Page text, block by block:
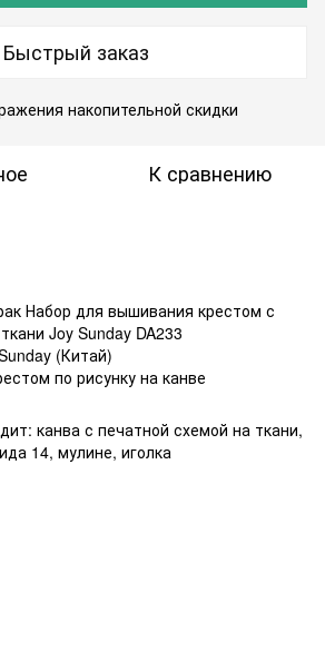
Быстрый заказ
накопительной скидки
К сравнению
Набор для вышивания крестом с
Joy Sunday DA233
(Китай)
по рисунку на канве
канва с печатной схемой на ткани,
14, мулине, иголка